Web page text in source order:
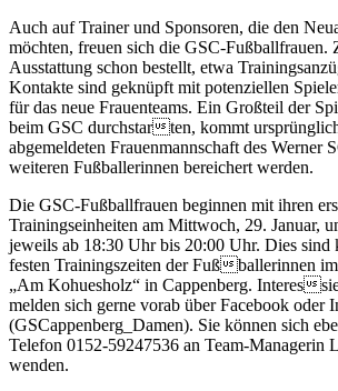
Auch auf Trainer und Sponsoren, die den
möchten, freuen sich die GSC-Fußballfrauen.
Ausstattung schon bestellt, etwa
Kontakte sind geknüpft mit potenziellen
für das neue Frauenteams. Ein Großteil der
beim GSC durchstar
ten, kommt
abgemeldeten Frauenmannschaft des Werner
weiteren Fußballerinnen bereichert werden.
Die GSC-Fußballfrauen beginnen mit ihren
Trainingseinheiten am Mittwoch, 29. Januar,
jeweils ab 18:30 Uhr bis 20:00 Uhr. Dies sind
festen Trainingszeiten der Fuß
ballerinnen
„Am Kohuesholz“ in Cappenberg. Interes
melden sich gerne vorab über Facebook oder
(GSCappenberg_Damen). Sie können sich
Telefon 0152-59247536 an Team-Managerin
wenden.